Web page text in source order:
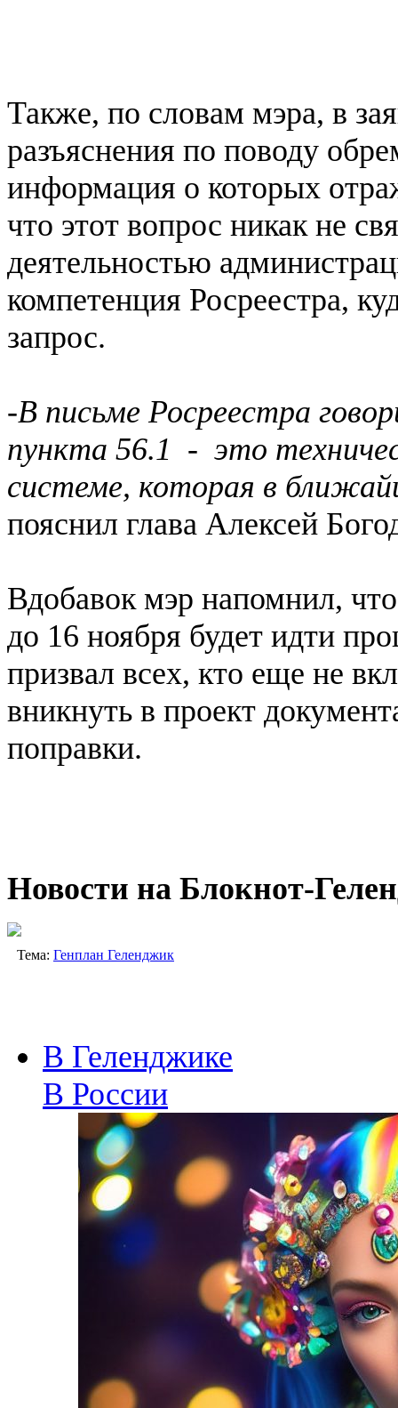
Также, по словам мэра, в
разъяснения по поводу
информация о которых
что этот вопрос никак не
деятельностью
компетенция Росреестра,
запрос.
-В письме Росреестра
пункта 56.1 - это
системе, которая в
пояснил глава Алексей
Вдобавок мэр напомнил,
до 16 ноября будет идти
призвал всех, кто еще не
вникнуть в проект
поправки.
Новости на Блoкнoт-
Тема: Генплан Геленджик
В Геленджике
В России